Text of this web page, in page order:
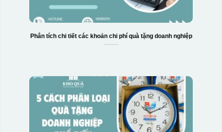
Phân tích chi tiết các khoản chi phí quà tặng doanh nghiệp